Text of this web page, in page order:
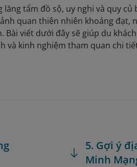
tẩm đồ sộ, uy nghi và quy
quan thiên nhiên khoáng đạt,
viết dưới đây sẽ giúp du
và kinh nghiệm tham quan chi
5. Gợi ý
Minh